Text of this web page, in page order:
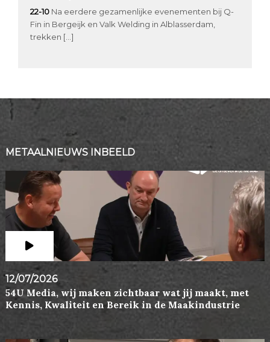
22-10 Na eerdere gezamenlijke evenementen bij Q-
Fin in Bergeijk en Valk Welding in Alblasserdam,
trekken […]
METAALNIEUWS INBEELD
12/07/2026
54U Media, wij maken zichtbaar wat jij maakt, met
Kennis, Kwaliteit en Bereik in de Maakindustrie